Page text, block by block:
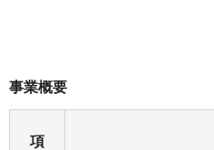
事業概要
項